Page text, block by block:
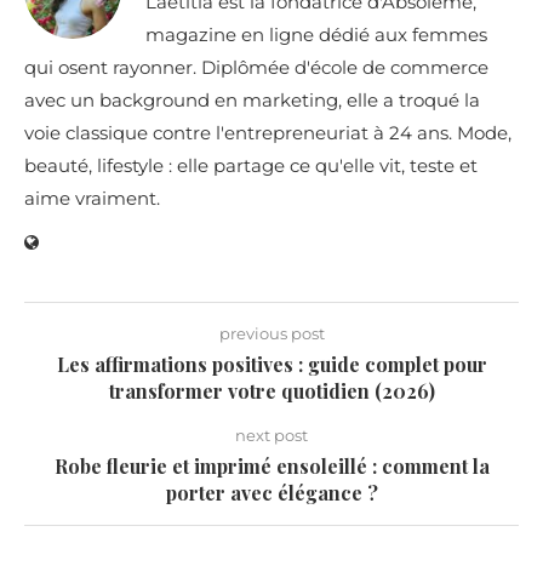
magazine en ligne dédié aux femmes
qui osent rayonner. Diplômée d'école de commerce
avec un background en marketing, elle a troqué la
voie classique contre l'entrepreneuriat à 24 ans. Mode,
beauté, lifestyle : elle partage ce qu'elle vit, teste et
aime vraiment.
previous post
Les affirmations positives : guide complet pour
transformer votre quotidien (2026)
next post
Robe fleurie et imprimé ensoleillé : comment la
porter avec élégance ?